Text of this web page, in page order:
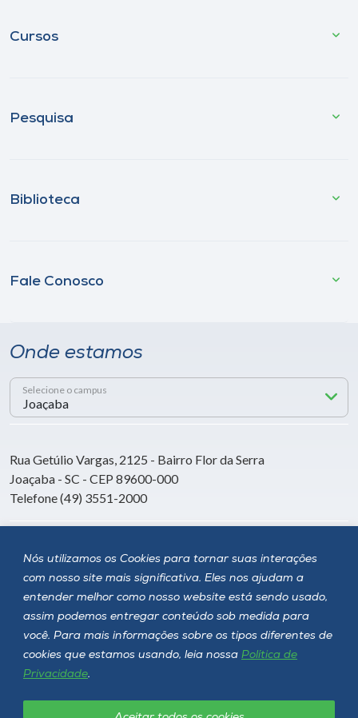
Nós utilizamos os Cookies para tornar suas interações
com nosso site mais significativa. Eles nos ajudam a
entender melhor como nosso website está sendo usado,
assim podemos entregar conteúdo sob medida para
você. Para mais informações sobre os tipos diferentes de
cookies que estamos usando, leia nossa Política de
Privacidade.
Cursos
Pesquisa
Biblioteca
Fale Conosco
Onde estamos
Selecione o campus
Rua Getúlio Vargas, 2125 - Bairro Flor da Serra
Joaçaba - SC - CEP 89600-000
Telefone (49) 3551-2000
Siga a Unoesc